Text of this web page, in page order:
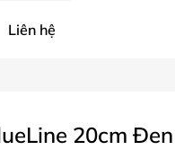
Liên hệ
20cm